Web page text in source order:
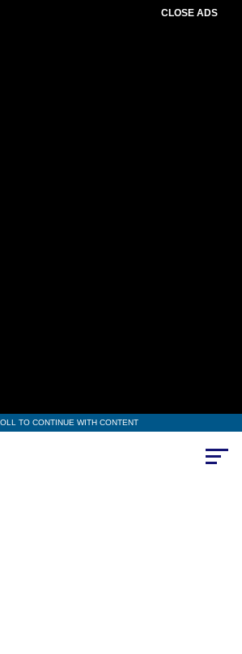
CLOSE ADS
TO CONTINUE WITH CONTENT